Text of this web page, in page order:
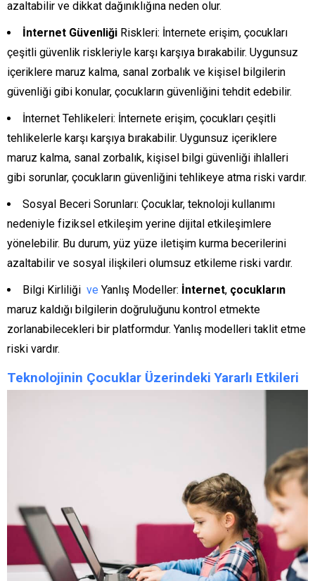
azaltabilir ve dikkat dağınıklığına neden olur.
İnternet Güvenliği Riskleri: İnternete erişim, çocukları
çeşitli güvenlik riskleriyle karşı karşıya bırakabilir. Uygunsuz
içeriklere maruz kalma, sanal zorbalık ve kişisel bilgilerin
güvenliği gibi konular, çocukların güvenliğini tehdit edebilir.
İnternet Tehlikeleri: İnternete erişim, çocukları çeşitli
tehlikelerle karşı karşıya bırakabilir. Uygunsuz içeriklere
maruz kalma, sanal zorbalık, kişisel bilgi güvenliği ihlalleri
gibi sorunlar, çocukların güvenliğini tehlikeye atma riski vardır.
Sosyal Beceri Sorunları: Çocuklar, teknoloji kullanımı
nedeniyle fiziksel etkileşim yerine dijital etkileşimlere
yönelebilir. Bu durum, yüz yüze iletişim kurma becerilerini
azaltabilir ve sosyal ilişkileri olumsuz etkileme riski vardır.
Bilgi Kirliliği ve Yanlış Modeller: İnternet, çocukların
maruz kaldığı bilgilerin doğruluğunu kontrol etmekte
zorlanabilecekleri bir platformdur. Yanlış modelleri taklit etme
riski vardır.
Teknolojinin Çocuklar Üzerindeki Yararlı Etkileri